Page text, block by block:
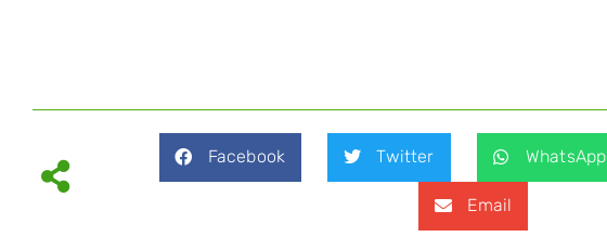
Facebook Twitter WhatsApp
Email